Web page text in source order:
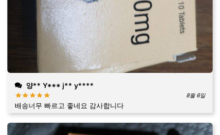
양** Y*** j** y****
8월 6일
배송너무 빠르고 좋네요 감사합니다